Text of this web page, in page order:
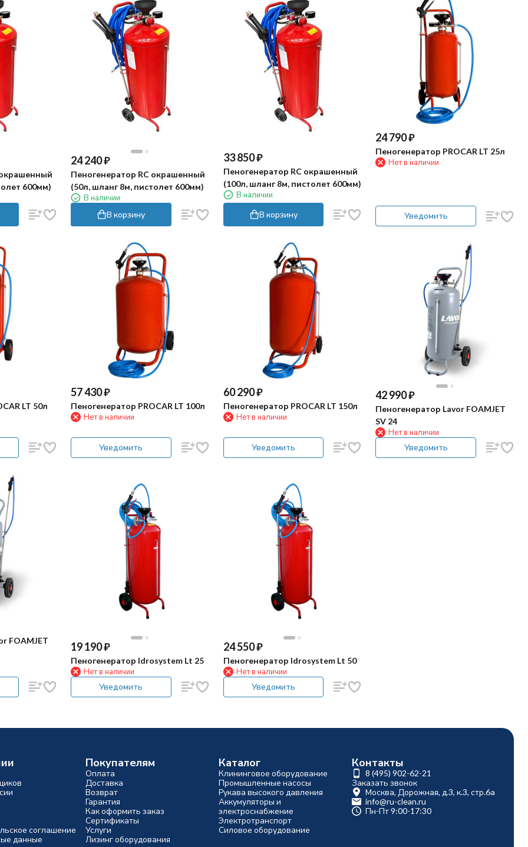
600мм)
24 240₽
Пеногенератор RC окрашенный
(50л, шланг 8м, пистолет 600мм)
В наличии
В корзину
33 850₽
Пеногенератор RC окрашенный
(100л, шланг 8м, пистолет 600мм)
В наличии
В корзину
24 790₽
Пеногенератор PROCAR LT 25л
Нет в наличии
Уведомить
LT 50л
57 430₽
Пеногенератор PROCAR LT 100л
Нет в наличии
Уведомить
60 290₽
Пеногенератор PROCAR LT 150л
Нет в наличии
Уведомить
42 990₽
Пеногенератор Lavor FOAMJET
SV 24
Нет в наличии
Уведомить
FOAMJET
19 190₽
Пеногенератор Idrosystem Lt 25
Нет в наличии
Уведомить
24 550₽
Пеногенератор Idrosystem Lt 50
Нет в наличии
Уведомить
соглашение
данные
Покупателям
Оплата
Доставка
Возврат
Гарантия
Как оформить заказ
Сертификаты
Услуги
Лизинг оборудования
Каталог
Клининговое оборудование
Промышленные насосы
Рукава высокого давления
Аккумуляторы и
электроснабжение
Электротранспорт
Силовое оборудование
Контакты
8 (495) 902-62-21
Заказать звонок
Москва, Дорожная, д.3, к.3, стр.6а
info@ru-clean.ru
Пн-Пт 9:00-17:30